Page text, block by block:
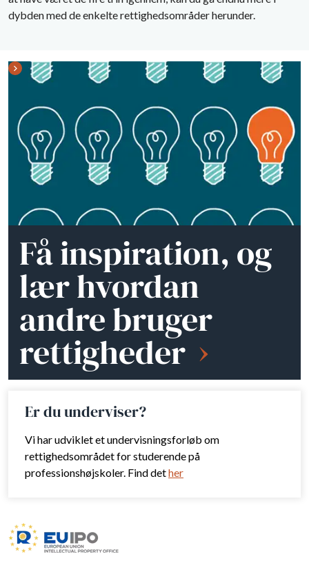
dybden med de enkelte rettighedsområder herunder.
Få inspiration, og
lær hvordan
andre bruger
rettigheder
Er du underviser?
Vi har udviklet et undervisningsforløb om
rettighedsområdet for studerende på
professionshøjskoler. Find dether